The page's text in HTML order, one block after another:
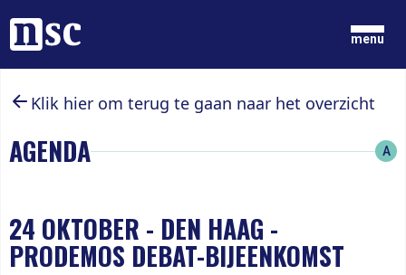
Home
menu
GRONDGEDACHTEN
ONZE MENSEN
DOE MEE
LID WORDEN
Klik hier om terug te gaan naar het overzicht
AGENDA A
24 OKTOBER - DEN HAAG -
PRODEMOS DEBAT-BIJEENKOMST